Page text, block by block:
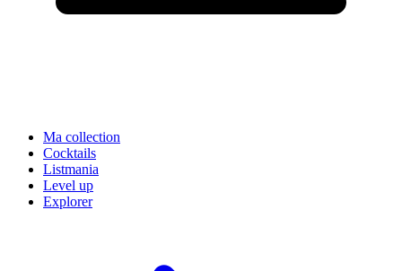
Ma collection
Cocktails
Listmania
Level up
Explorer